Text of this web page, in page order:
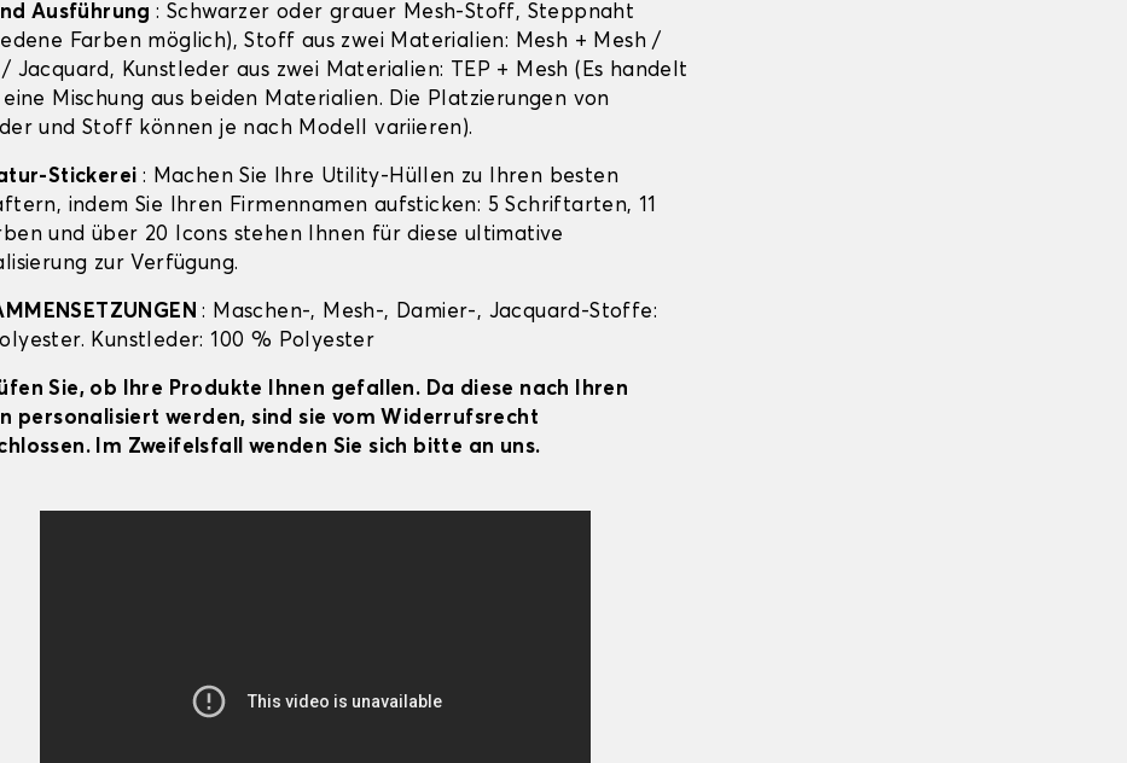
Ausführung: Schwarzer oder grauer Mesh-Stoff, Steppnaht
Farben möglich), Stoff aus zwei Materialien: Mesh + Mesh /
Jacquard, Kunstleder aus zwei Materialien: TEP + Mesh (Es handelt
eine Mischung aus beiden Materialien. Die Platzierungen von
und Stoff können je nach Modell variieren).
Stickerei : Machen Sie Ihre Utility-Hüllen zu Ihren besten
indem Sie Ihren Firmennamen aufsticken: 5 Schriftarten, 11
und über 20 Icons stehen Ihnen für diese ultimative
zur Verfügung.
: Maschen-, Mesh-, Damier-, Jacquard-Stoffe:
Kunstleder: 100 % Polyester
Sie, ob Ihre Produkte Ihnen gefallen. Da diese nach Ihren
personalisiert werden, sind sie vom Widerrufsrecht
Im Zweifelsfall wenden Sie sich bitte an uns.